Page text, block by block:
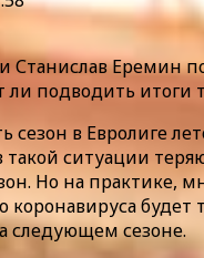
Станислав Еремин
подводить итоги
сезон в Евролиге
такой ситуации
Но на практике,
коронавируса
следующем сезоне.